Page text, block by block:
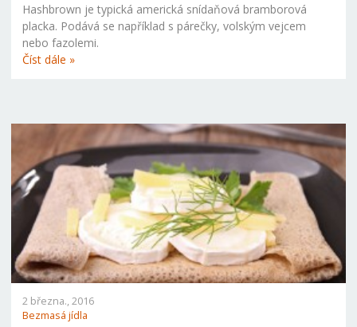
Hashbrown je typická americká snídaňová bramborová
placka. Podává se například s párečky, volským vejcem
nebo fazolemi.
Číst dále »
2 března., 2016
Bezmasá jídla